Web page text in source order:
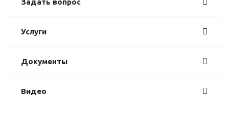
Задать вопрос
Услуги
Документы
Видео